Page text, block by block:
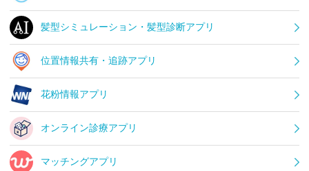
髪型シミュレーション・髪型診断アプリ
位置情報共有・追跡アプリ
花粉情報アプリ
オンライン診療アプリ
マッチングアプリ